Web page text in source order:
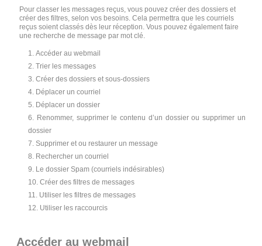
Pour classer les messages reçus, vous pouvez créer des dossiers et
créer des filtres, selon vos besoins. Cela permettra que les courriels
reçus soient classés dès leur réception. Vous pouvez également faire
une recherche de message par mot clé.
Accéder au webmail
Trier les messages
Créer des dossiers et sous-dossiers
Déplacer un courriel
Déplacer un dossier
Renommer, supprimer le contenu d’un dossier ou supprimer un
dossier
Supprimer et ou restaurer un message
Rechercher un courriel
Le dossier Spam (courriels indésirables)
Créer des filtres de messages
Utiliser les filtres de messages
Utiliser les raccourcis
Accéder au webmail